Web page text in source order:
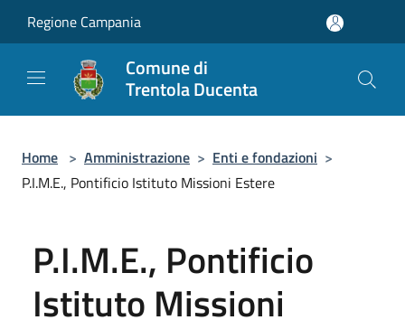
Regione Campania
Comune di
Trentola Ducenta
Home > Amministrazione > Enti e fondazioni >
P.I.M.E., Pontificio Istituto Missioni Estere
P.I.M.E., Pontificio
Istituto Missioni